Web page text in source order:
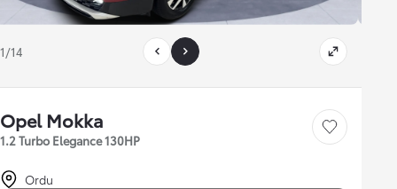
1/14
Opel Mokka
1.2 Turbo Elegance 130HP
Save car
Ordu